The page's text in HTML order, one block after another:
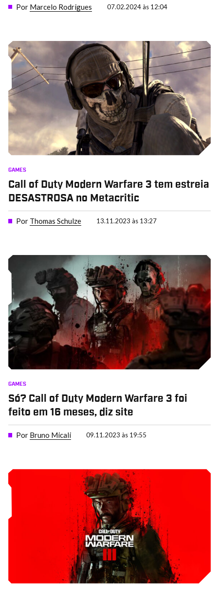
Por Marcelo Rodrigues 07.02.2024 às 12:04
GAMES
Call of Duty Modern Warfare 3 tem estreia
DESASTROSA no Metacritic
Por Thomas Schulze 13.11.2023 às 13:27
GAMES
Só? Call of Duty Modern Warfare 3 foi
feito em 16 meses, diz site
Por Bruno Micali 09.11.2023 às 19:55